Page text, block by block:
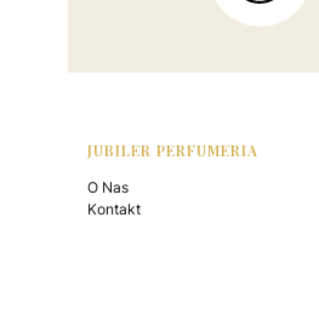
Linki w stopce
JUBILER PERFUMERIA
O Nas
Kontakt